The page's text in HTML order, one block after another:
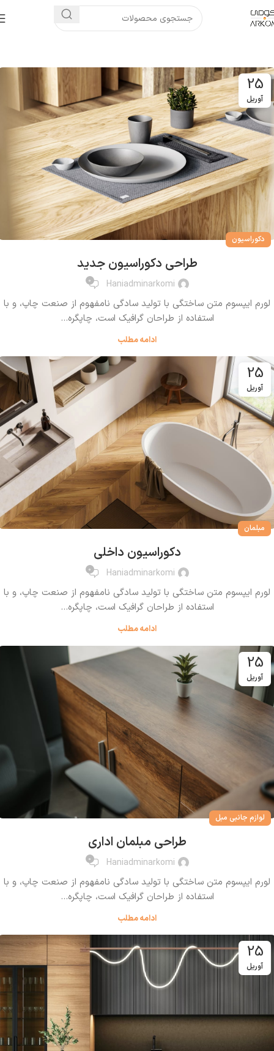
25
آوریل
دکوراسیون
طراحی دکوراسیون جدید
Haniadminarkomi
0
لورم ایپسوم متن ساختگی با تولید سادگی نامفهوم از صنعت چاپ، و با
استفاده از طراحان گرافیک است، چاپگره...
ادامه مطلب
25
آوریل
مبلمان
دکوراسیون داخلی
Haniadminarkomi
0
لورم ایپسوم متن ساختگی با تولید سادگی نامفهوم از صنعت چاپ، و با
استفاده از طراحان گرافیک است، چاپگره...
ادامه مطلب
25
آوریل
لوازم جانبی مبل
طراحی مبلمان اداری
Haniadminarkomi
0
لورم ایپسوم متن ساختگی با تولید سادگی نامفهوم از صنعت چاپ، و با
استفاده از طراحان گرافیک است، چاپگره...
ادامه مطلب
25
آوریل